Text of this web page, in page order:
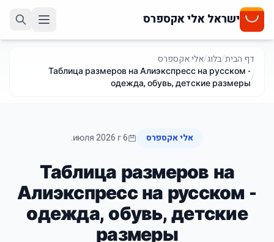
ישראל אלי אקספרס
דף הבית/בלוג/אלי אקספרס
/
Таблица размеров на Алиэкспресс на русском -
одежда, обувь, детские размеры
אלי אקספרס 6 июля 2026 г.
Таблица размеров на
Алиэкспресс на русском -
одежда, обувь, детские
размеры